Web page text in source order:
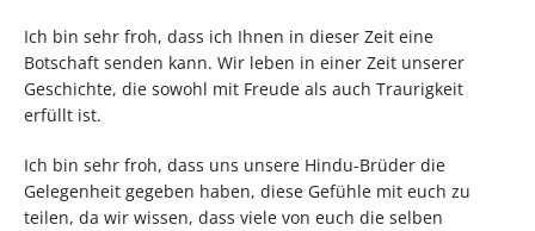
Ich bin sehr froh, dass ich Ihnen in dieser Zeit eine
Botschaft senden kann. Wir leben in einer Zeit unserer
Geschichte, die sowohl mit Freude als auch Traurigkeit
erfüllt ist.
Ich bin sehr froh, dass uns unsere Hindu-Brüder die
Gelegenheit gegeben haben, diese Gefühle mit euch zu
teilen, da wir wissen, dass viele von euch die selben